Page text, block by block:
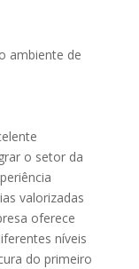
ambiente de
o setor da
valorizadas
oferece
níveis
do primeiro